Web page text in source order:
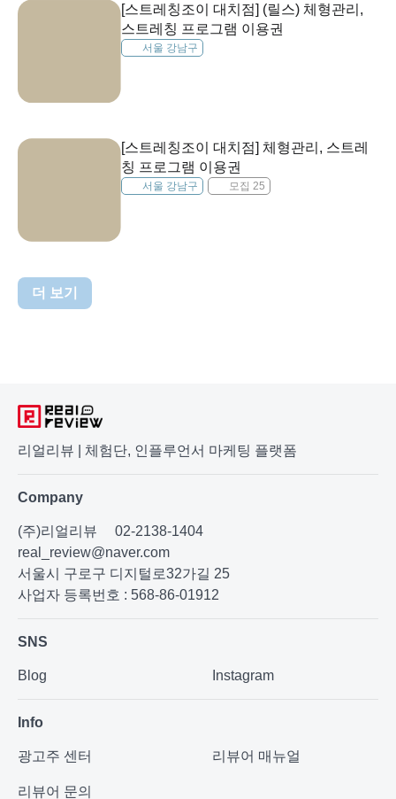
[스트레칭조이 대치점] (릴스) 체형관리,
스트레칭 프로그램 이용권
서울 강남구
[스트레칭조이 대치점] 체형관리, 스트레
칭 프로그램 이용권
서울 강남구 모집 25
더 보기
리얼리뷰 | 체험단, 인플루언서 마케팅 플랫폼
Company
(주)리얼리뷰
02-2138-1404
real_review@naver.com
서울시 구로구 디지털로32가길 25
사업자 등록번호 : 568-86-01912
SNS
Blog Instagram
Info
광고주 센터 리뷰어 매뉴얼
리뷰어 문의